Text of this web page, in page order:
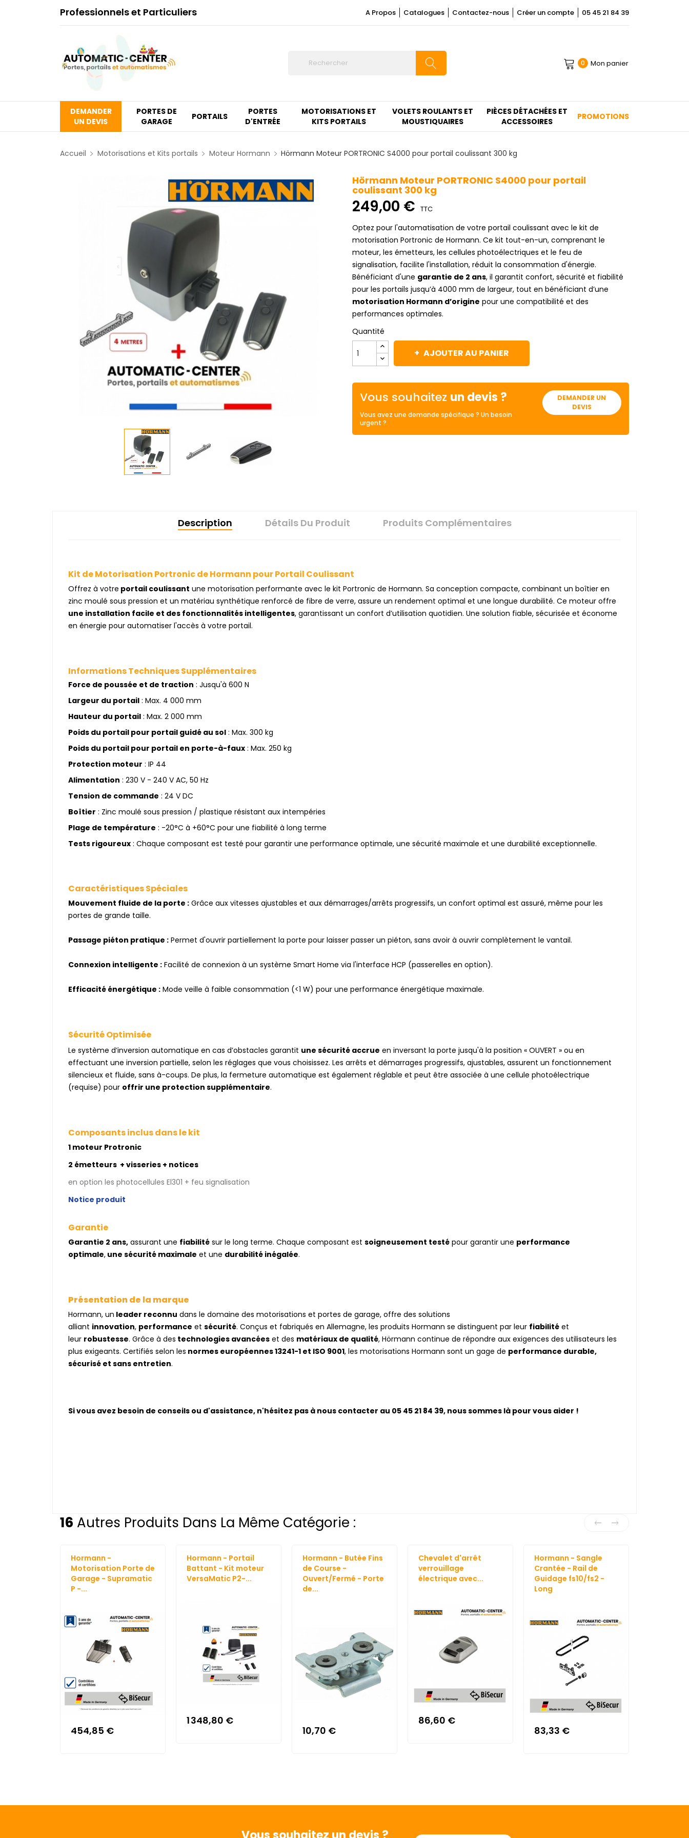
Professionnels et Particuliers A Propos Catalogues Contactez-nous Créer un compte 05 45 21 84 39
0 Mon panier
DEMANDER
UN DEVIS
PORTES DE
GARAGE
PORTAILS
PORTES
D'ENTRÉE
MOTORISATIONS ET
KITS PORTAILS
VOLETS ROULANTS ET
MOUSTIQUAIRES
PIÈCES DÉTACHÉES ET
ACCESSOIRES
PROMOTIONS
Accueil Motorisations et Kits portails Moteur Hormann Hörmann Moteur PORTRONIC S4000 pour portail coulissant 300 kg
Hörmann Moteur PORTRONIC S4000 pour portail
coulissant 300 kg
249,00 € TTC
Optez pour l'automatisation de votre portail coulissant avec le kit de
motorisation Portronic de Hormann. Ce kit tout-en-un, comprenant le
moteur, les émetteurs, les cellules photoélectriques et le feu de
signalisation, facilite l'installation, réduit la consommation d'énergie.
Bénéficiant d'une garantie de 2 ans, il garantit confort, sécurité et fiabilité
pour les portails jusqu’à 4000 mm de largeur, tout en bénéficiant d’une
motorisation Hormann d’origine pour une compatibilité et des
performances optimales.
Quantité
AJOUTER AU PANIER
Vous souhaitez un devis ?
Vous avez une demande spécifique ? Un besoin
urgent ?
DEMANDER UN
DEVIS
Description Détails Du Produit Produits Complémentaires
Kit de Motorisation Portronic de Hormann pour Portail Coulissant
Offrez à votre portail coulissant une motorisation performante avec le kit Portronic de Hormann. Sa conception compacte, combinant un boîtier en
zinc moulé sous pression et un matériau synthétique renforcé de fibre de verre, assure un rendement optimal et une longue durabilité. Ce moteur offre
une installation facile et des fonctionnalités intelligentes, garantissant un confort d’utilisation quotidien. Une solution fiable, sécurisée et économe
en énergie pour automatiser l'accès à votre portail.
Informations Techniques Supplémentaires
Force de poussée et de traction : Jusqu'à 600 N
Largeur du portail : Max. 4 000 mm
Hauteur du portail : Max. 2 000 mm
Poids du portail pour portail guidé au sol : Max. 300 kg
Poids du portail pour portail en porte-à-faux : Max. 250 kg
Protection moteur : IP 44
Alimentation : 230 V - 240 V AC, 50 Hz
Tension de commande : 24 V DC
Boîtier : Zinc moulé sous pression / plastique résistant aux intempéries
Plage de température : -20°C à +60°C pour une fiabilité à long terme
Tests rigoureux : Chaque composant est testé pour garantir une performance optimale, une sécurité maximale et une durabilité exceptionnelle.
Caractéristiques Spéciales
Mouvement fluide de la porte : Grâce aux vitesses ajustables et aux démarrages/arrêts progressifs, un confort optimal est assuré, même pour les
portes de grande taille.
Passage piéton pratique : Permet d'ouvrir partiellement la porte pour laisser passer un piéton, sans avoir à ouvrir complètement le vantail.
Connexion intelligente : Facilité de connexion à un système Smart Home via l'interface HCP (passerelles en option).
Efficacité énergétique : Mode veille à faible consommation (<1 W) pour une performance énergétique maximale.
Sécurité Optimisée
Le système d’inversion automatique en cas d’obstacles garantit une sécurité accrue en inversant la porte jusqu'à la position « OUVERT » ou en
effectuant une inversion partielle, selon les réglages que vous choisissez. Les arrêts et démarrages progressifs, ajustables, assurent un fonctionnement
silencieux et fluide, sans à-coups. De plus, la fermeture automatique est également réglable et peut être associée à une cellule photoélectrique
(requise) pour offrir une protection supplémentaire.
Composants inclus dans le kit
1 moteur Protronic
2 émetteurs + visseries + notices
en option les photocellules El301 + feu signalisation
Notice produit
Garantie
Garantie 2 ans, assurant une fiabilité sur le long terme. Chaque composant est soigneusement testé pour garantir une performance
optimale, une sécurité maximale et une durabilité inégalée.
Présentation de la marque
Hormann, un leader reconnu dans le domaine des motorisations et portes de garage, offre des solutions
alliant innovation, performance et sécurité. Conçus et fabriqués en Allemagne, les produits Hormann se distinguent par leur fiabilité et
leur robustesse. Grâce à des technologies avancées et des matériaux de qualité, Hörmann continue de répondre aux exigences des utilisateurs les
plus exigeants. Certifiés selon les normes européennes 13241-1 et ISO 9001, les motorisations Hormann sont un gage de performance durable,
sécurisé et sans entretien.
Si vous avez besoin de conseils ou d'assistance, n'hésitez pas à nous contacter au 05 45 21 84 39, nous sommes là pour vous aider !
16 Autres Produits Dans La Même Catégorie :
Hormann -
Motorisation Porte de
Garage - Supramatic
P -...
454,85 €
Hormann - Portail
Battant - Kit moteur
VersaMatic P2-...
1 348,80 €
Hormann - Butée Fins
de Course -
Ouvert/Fermé - Porte
de...
10,70 €
Chevalet d'arrêt
verrouillage
électrique avec...
86,60 €
Hormann - Sangle
Crantée - Rail de
Guidage fs10/fs2 -
Long
83,33 €